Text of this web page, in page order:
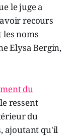
le juge a
recours
les noms
Elysa Bergin,
du
ressent
du
ajoutant qu'il